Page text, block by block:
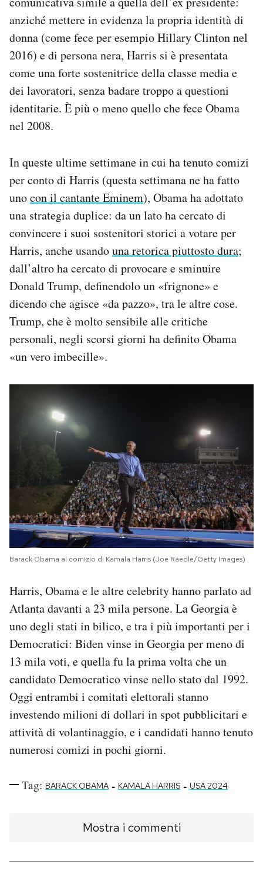
anziché mettere in evidenza la propria identità di
donna (come fece per esempio Hillary Clinton nel
2016) e di persona nera, Harris si è presentata
come una forte sostenitrice della classe media e
dei lavoratori, senza badare troppo a questioni
identitarie. È più o meno quello che fece Obama
nel 2008.
In queste ultime settimane in cui ha tenuto comizi
per conto di Harris (questa settimana ne ha fatto
unocon il cantante Eminem), Obama ha adottato
una strategia duplice: da un lato ha cercato di
convincere i suoi sostenitori storici a votare per
Harris, anche usandouna retorica piuttosto dura;
dall’altro ha cercato di provocare e sminuire
Donald Trump, definendolo un «frignone» e
dicendo che agisce «da pazzo», tra le altre cose.
Trump, che è molto sensibile alle critiche
personali, negli scorsi giorni ha definito Obama
«un vero imbecille».
Barack Obama al comizio di Kamala Harris (Joe Raedle/Getty Images)
Harris, Obama e le altre celebrity hanno parlato ad
Atlanta davanti a 23 mila persone. La Georgia è
uno degli stati in bilico, e tra i più importanti per i
Democratici: Biden vinse in Georgia per meno di
13 mila voti, e quella fu la prima volta che un
candidato Democratico vinse nello stato dal 1992.
Oggi entrambi i comitati elettorali stanno
investendo milioni di dollari in spot pubblicitari e
attività di volantinaggio, e i candidati hanno tenuto
numerosi comizi in pochi giorni.
Tag: BARACK OBAMA - KAMALA HARRIS - USA 2024
Mostra i commenti